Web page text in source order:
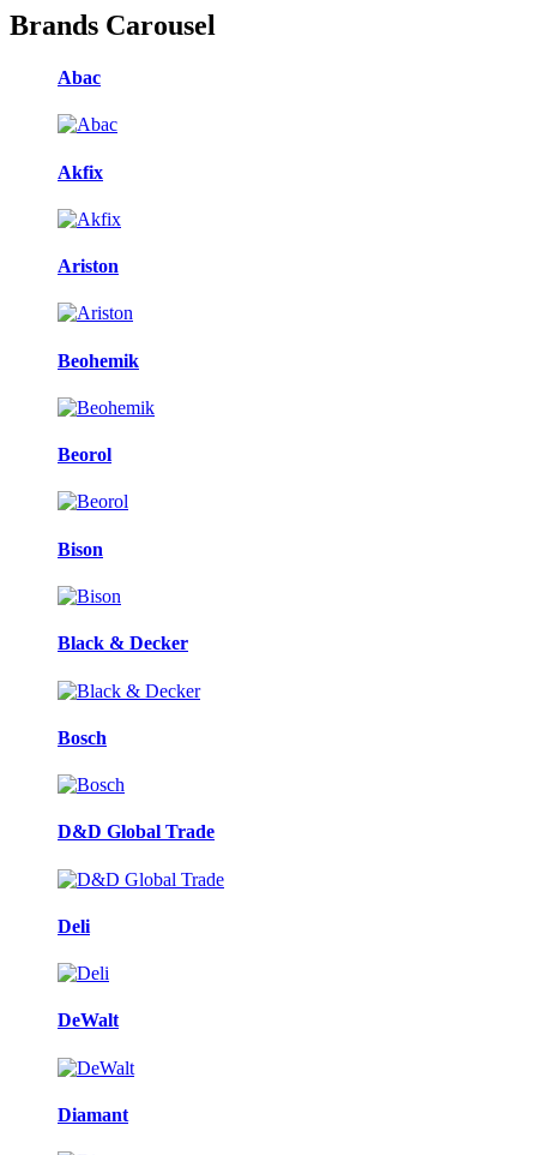
Brands Carousel
Abac
Akfix
Ariston
Beohemik
Beorol
Bison
Black & Decker
Bosch
D&D Global Trade
Deli
DeWalt
Diamant